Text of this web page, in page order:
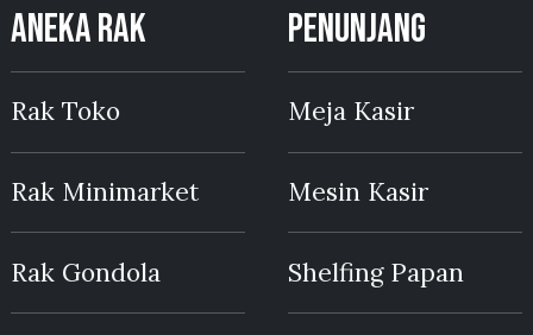
ANEKA RAK
Rak Toko
Rak Minimarket
Rak Gondola
PENUNJANG
Meja Kasir
Mesin Kasir
Shelfing Papan